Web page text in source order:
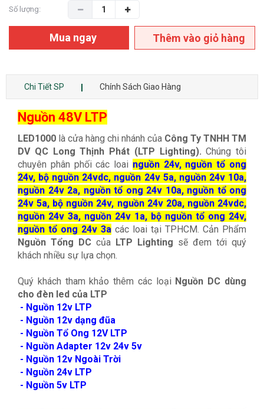
Số lượng:
Mua ngay Thêm vào giỏ hàng
Chi Tiết SP Chính Sách Giao Hàng
Nguồn 48V LTP
LED1000 là cửa hàng chi nhánh của Công Ty TNHH TM
DV QC Long Thịnh Phát (LTP Lighting). Chúng tôi
chuyên phân phối các loai nguồn 24v, nguồn tổ ong
24v, bộ nguồn 24vdc, nguồn 24v 5a, nguồn 24v 10a,
nguồn 24v 2a, nguồn tổ ong 24v 10a, nguồn tổ ong
24v 5a, bộ nguồn 24v, nguồn 24v 20a, nguồn 24vdc,
nguồn 24v 3a, nguồn 24v 1a, bộ nguồn tổ ong 24v,
nguồn tổ ong 24v 3a các loai tại TPHCM. Cản Phẩm
Nguồn Tổng DC của LTP Lighting sẽ đem tới quý
khách nhiều sự lựa chọn.
Quý khách tham khảo thêm các loại Nguồn DC dùng
cho đèn led của LTP
- Nguồn 12v LTP
- Nguồn 12v dạng đũa
- Nguồn Tổ Ong 12V LTP
- Nguồn Adapter 12v 24v 5v
- Nguồn 12v Ngoài Trời
- Nguồn 24v LTP
- Nguồn 5v LTP